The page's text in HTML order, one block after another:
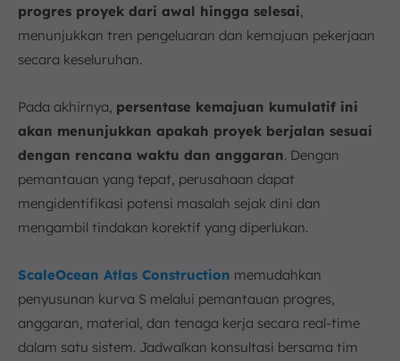
progres proyek dari awal hingga selesai
menunjukkan tren pengeluaran dan kemajuan pekerjaan
secara keseluruhan.
Pada akhirnya, persentase kemajuan kumulatif ini
akan menunjukkan apakah proyek berjalan sesuai
dengan rencana waktu dan anggaran. Dengan
pemantauan yang tepat, perusahaan dapat
mengidentifikasi potensi masalah sejak dini dan
mengambil tindakan korektif yang diperlukan.
ScaleOcean Atlas Construction memudahkan
penyusunan kurva S melalui pemantauan progres,
anggaran, material, dan tenaga kerja secara real-time
dalam satu sistem. Jadwalkan konsultasi bersama tim